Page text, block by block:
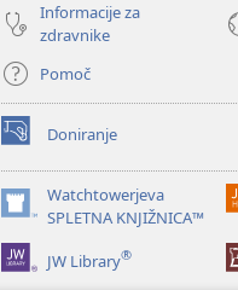
Informacije za
zdravnike
Pomoč
Doniranje
(odpre
novo
okno)
Watchtowerjeva
SPLETNA KNJIŽNICA™
(odpre
novo
okno) JW Library®